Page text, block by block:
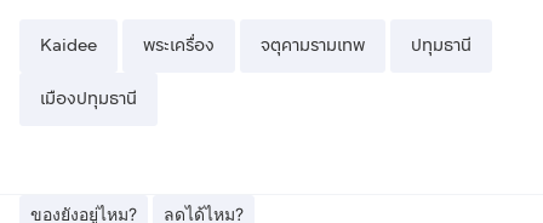
Kaidee พระเครื่อง จตุคามรามเทพ ปทุมธานี
เมืองปทุมธานี
ของยังอยู่ไหม? ลดได้ไหม?